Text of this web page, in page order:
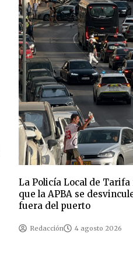
La Policía Local de Tarifa
que la APBA se
fuera del puerto
Redacción 4 agosto 2026